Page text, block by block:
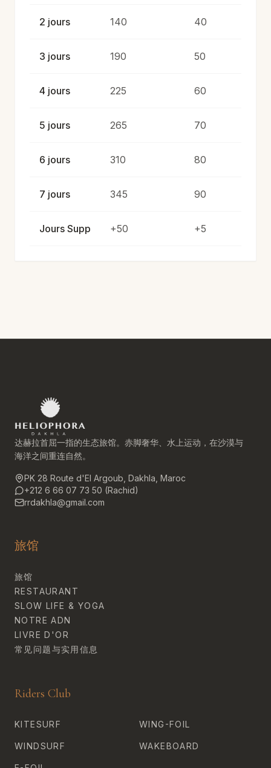
2 jours 140 40
3 jours 190 50
4 jours 225 60
5 jours 265 70
6 jours 310 80
7 jours 345 90
Jours Supp +50 +5
达赫拉首屈一指的生态旅馆。赤脚奢华、水上运动，在沙漠与
海洋之间重连自然。
PK 28 Route d'El Argoub, Dakhla, Maroc
+212 6 66 07 73 50 (Rachid)
rrdakhla@gmail.com
旅馆
旅馆
RESTAURANT
SLOW LIFE & YOGA
NOTRE ADN
LIVRE D'OR
常见问题与实用信息
Riders Club
KITESURF WING-FOIL
WINDSURF WAKEBOARD